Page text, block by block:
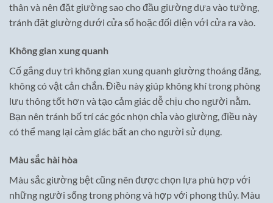
thân và nên đặt giường sao cho đầu giường dựa vào tường,
tránh đặt giường dưới cửa sổ hoặc đối diện với cửa ra vào.
Không gian xung quanh
Cố gắng duy trì không gian xung quanh giường thoáng đãng,
không có vật cản chắn. Điều này giúp không khí trong phòng
lưu thông tốt hơn và tạo cảm giác dễ chịu cho người nằm.
Bạn nên tránh bố trí các góc nhọn chỉa vào giường, điều này
có thể mang lại cảm giác bất an cho người sử dụng.
Màu sắc hài hòa
Màu sắc giường bệt cũng nên được chọn lựa phù hợp với
những người sống trong phòng và hợp với phong thủy. Màu